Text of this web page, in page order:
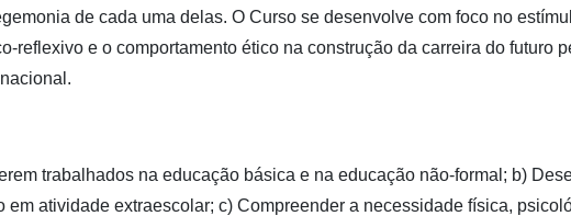
de cada uma delas. O Curso se desenvolve com foco no
e o comportamento ético na construção da carreira do futuro
trabalhados na educação básica e na educação não-formal; b)
atividade extraescolar; c) Compreender a necessidade física,